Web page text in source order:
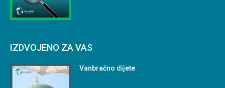
IZDVOJENO ZA VAS
Vanbračno dijete